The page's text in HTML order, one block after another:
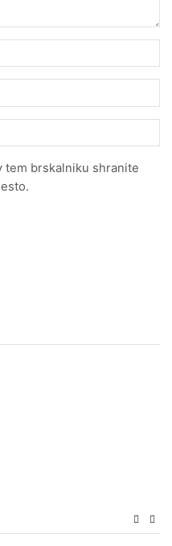
tem brskalniku shranite